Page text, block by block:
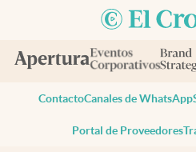
ContactoCanales de WhatsApp
Portal de Proveedores